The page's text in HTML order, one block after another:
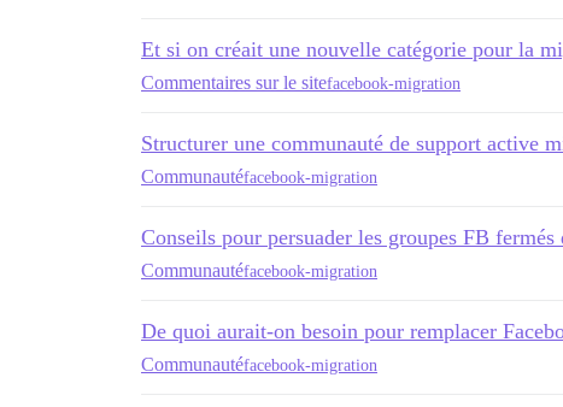
Et si on créait une nouvelle catégorie pour la
Commentaires sur le sitefacebook-migration
Structurer une communauté de support active
Communautéfacebook-migration
Conseils pour persuader les groupes FB fermés
Communautéfacebook-migration
De quoi aurait-on besoin pour remplacer
Communautéfacebook-migration